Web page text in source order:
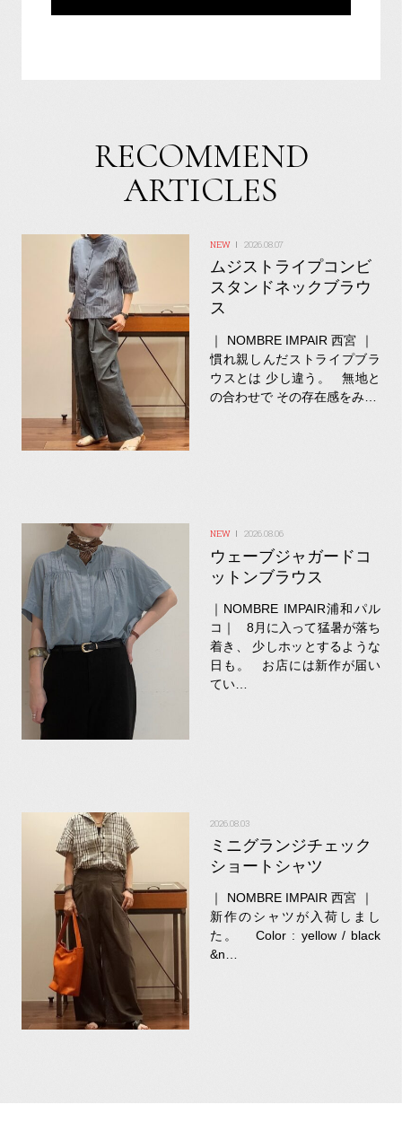
RECOMMEND
ARTICLES
2026.08.07
ムジストライプコンビ
スタンドネックブラウ
ス
｜ NOMBRE IMPAIR 西宮 ｜
慣れ親しんだストライプブラ
ウスとは 少し違う。 無地と
の合わせで その存在感をみ…
2026.08.06
ウェーブジャガードコ
ットンブラウス
｜NOMBRE IMPAIR浦和パル
コ｜ 8月に入って猛暑が落ち
着き、 少しホッとするような
日も。 お店には新作が届い
てい…
2026.08.03
ミニグランジチェック
ショートシャツ
｜ NOMBRE IMPAIR 西宮 ｜
新作のシャツが入荷しまし
た。 Color : yellow / black
&n…